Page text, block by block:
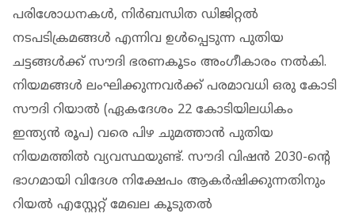
പരിശോധനകൾ, നിർബന്ധിത ഡിജിറ്റൽ
നടപടിക്രമങ്ങൾ എന്നിവ ഉൾപ്പെടുന്ന പുതിയ
ചട്ടങ്ങൾക്ക് സൗദി ഭരണകൂടം അംഗീകാരം നൽകി.
നിയമങ്ങൾ ലംഘിക്കുന്നവർക്ക് പരമാവധി ഒരു കോടി
സൗദി റിയാൽ (ഏകദേശം 22 കോടിയിലധികം
ഇന്ത്യൻ രൂപ) വരെ പിഴ ചുമത്താൻ പുതിയ
നിയമത്തിൽ വ്യവസ്ഥയുണ്ട്. സൗദി വിഷൻ 2030-ന്റെ
ഭാഗമായി വിദേശ നിക്ഷേപം ആകർഷിക്കുന്നതിനും
റിയൽ എസ്റ്റേറ്റ് മേഖല കൂടുതൽ